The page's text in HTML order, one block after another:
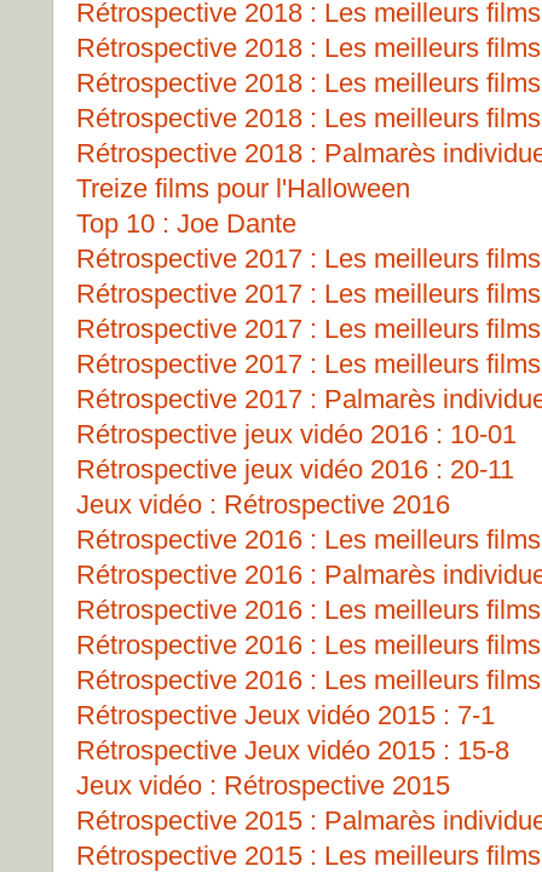
Rétrospective 2018 : Les meilleurs
Rétrospective 2018 : Les meilleurs
Rétrospective 2018 : Les meilleurs
Rétrospective 2018 : Les meilleurs
Rétrospective 2018 : Palmarès
Treize films pour l'Halloween
Top 10 : Joe Dante
Rétrospective 2017 : Les meilleurs
Rétrospective 2017 : Les meilleurs
Rétrospective 2017 : Les meilleurs
Rétrospective 2017 : Les meilleurs
Rétrospective 2017 : Palmarès
Rétrospective jeux vidéo 2016 : 10-01
Rétrospective jeux vidéo 2016 : 20-11
Jeux vidéo : Rétrospective 2016
Rétrospective 2016 : Les meilleurs
Rétrospective 2016 : Palmarès
Rétrospective 2016 : Les meilleurs
Rétrospective 2016 : Les meilleurs
Rétrospective 2016 : Les meilleurs
Rétrospective Jeux vidéo 2015 : 7-1
Rétrospective Jeux vidéo 2015 : 15-8
Jeux vidéo : Rétrospective 2015
Rétrospective 2015 : Palmarès
Rétrospective 2015 : Les meilleurs